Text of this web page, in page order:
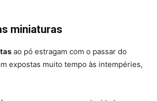
miniaturas
ao pó estragam com o passar do
expostas muito tempo às intempéries,